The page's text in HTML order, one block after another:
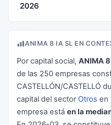
2026
ANIMA 8 IA SL EN
Por capital social, ANIMA
de las 250 empresas
CASTELLÓN/CASTELLÓ
capital del sector Otros en
empresa está en la